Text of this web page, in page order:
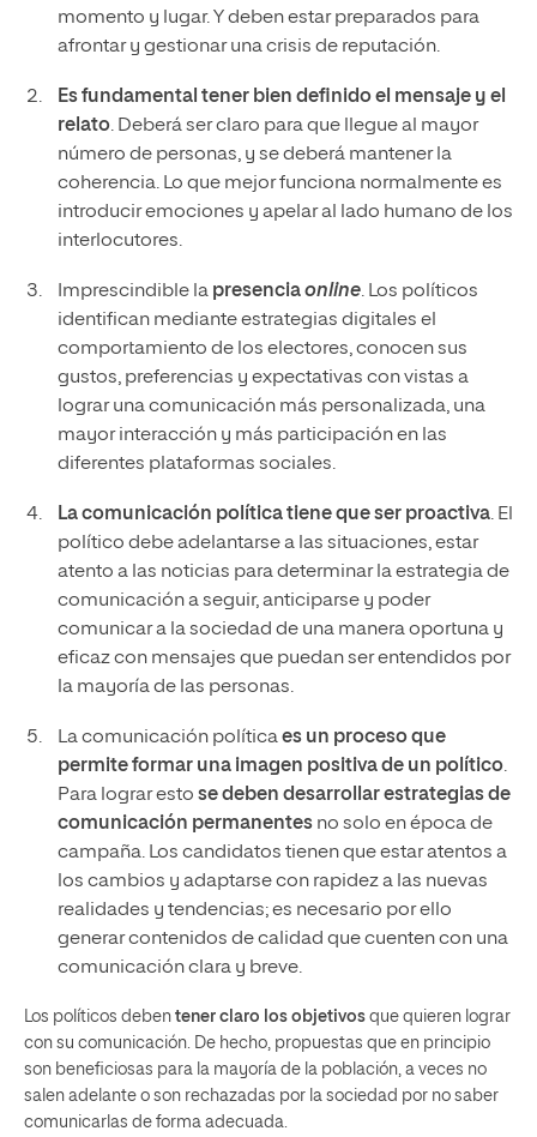
momento y lugar. Y deben estar preparados para
afrontar y gestionar una crisis de reputación.
Es fundamental tener bien definido el mensaje y el
relato. Deberá ser claro para que llegue al mayor
número de personas, y se deberá mantener la
coherencia. Lo que mejor funciona normalmente es
introducir emociones y apelar al lado humano de los
interlocutores.
Imprescindible la presenciaonline. Los políticos
identifican mediante estrategias digitales el
comportamiento de los electores, conocen sus
gustos, preferencias y expectativas con vistas a
lograr una comunicación más personalizada, una
mayor interacción y más participación en las
diferentes plataformas sociales.
La comunicación política tiene que ser proactiva. El
político debe adelantarse a las situaciones, estar
atento a las noticias para determinar la estrategia de
comunicación a seguir, anticiparse y poder
comunicar a la sociedad de una manera oportuna y
eficaz con mensajes que puedan ser entendidos por
la mayoría de las personas.
La comunicación políticaes un proceso que
permite formar una imagen positiva de un político.
Para lograr esto se deben desarrollar estrategias de
comunicación permanentesno solo en época de
campaña. Los candidatos tienen que estar atentos a
los cambios y adaptarse con rapidez a las nuevas
realidades y tendencias; es necesario por ello
generar contenidos de calidad que cuenten con una
comunicación clara y breve.
Los políticos deben tener claro los objetivos que quieren lograr
con su comunicación. De hecho, propuestas que en principio
son beneficiosas para la mayoría de la población, a veces no
salen adelante o son rechazadas por la sociedad por no saber
comunicarlas de forma adecuada.